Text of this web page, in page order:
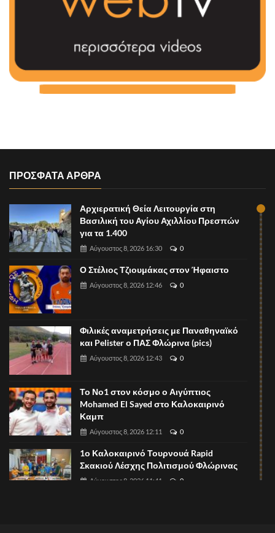
ΠΡΟΣΦΑΤΑ ΑΡΘΡΑ
Αρχιερατική Θεία Λειτουργία στη
Βασιλική του Αγίου Αχιλλίου Πρεσπών
για τα 1.400
Αύγουστος 8, 2026 16:30 0
Ο Στέλιος Τζιουμάκας στον Ήφαιστο
Αύγουστος 8, 2026 12:46 0
Φιλικές αναμετρήσεις με Παναθηναϊκό
και Pelister ο ΠΑΣ Φλώρινα (pics)
Αύγουστος 8, 2026 12:43 0
Το Νο1 στον κόσμο ο Αιγύπτιος
Mohamed El Sayed στο Καλοκαιρινό
Καμπ
Αύγουστος 8, 2026 12:11 0
1ο Καλοκαιρινό Τουρνουά Rapid
Σκακιού Λέσχης Πολιτισμού Φλώρινας
Αύγουστος 8, 2026 11:41 0